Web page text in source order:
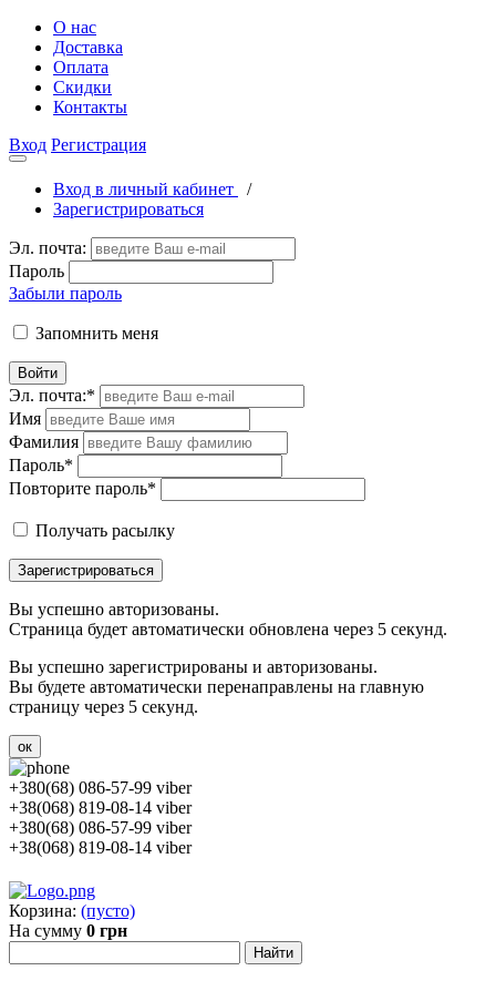
О нас
Доставка
Оплата
Скидки
Контакты
Вход Регистрация
Вход в личный кабинет
/
Зарегистрироваться
Эл. почта:
Пароль
Забыли пароль
Запомнить меня
Войти
Эл. почта:*
Имя
Фамилия
Пароль*
Повторите пароль*
Получать расылку
Зарегистрироваться
Вы успешно авторизованы.
Страница будет автоматически обновлена через 5 секунд.
Вы успешно зарегистрированы и авторизованы.
Вы будете автоматически перенаправлены на главную
страницу через 5 секунд.
ок
+380(68) 086-57-99 viber
+38(068) 819-08-14 viber
+380(68) 086-57-99 viber
+38(068) 819-08-14 viber
Корзина: (пусто)
На сумму 0 грн